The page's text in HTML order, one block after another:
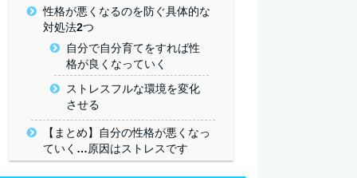
性格が悪くなるのを防ぐ具体的な
対処法2つ
自分で自分育てをすれば性
格が良くなっていく
ストレスフルな環境を変化
させる
【まとめ】自分の性格が悪くなっ
ていく…原因はストレスです